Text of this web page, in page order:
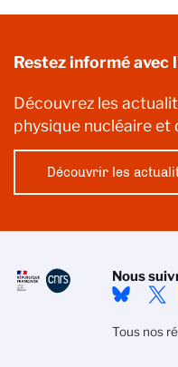
Restez informé avec
Découvrez les
physique nucléaire
Découvrir les
Nous
Tous nos